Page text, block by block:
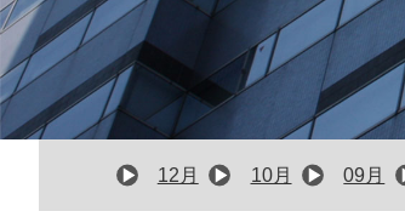
12月 10月 09月